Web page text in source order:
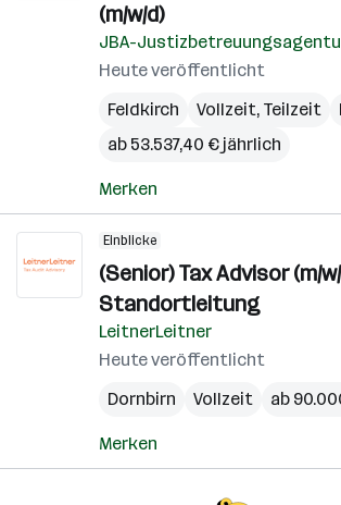
(m/w/d)
JBA-
Heute veröffentlicht
Feldkirch
Vollzeit, Teilzeit
ab 53.537,40 € jährlich
Merken
Einblicke
(Senior) Tax Advisor (m/
Standortleitung
LeitnerLeitner
Heute veröffentlicht
Dornbirn
Vollzeit ab
Merken